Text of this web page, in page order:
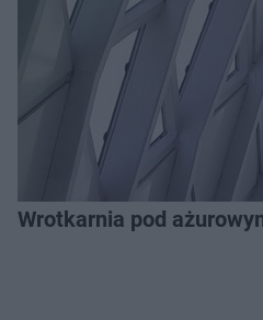
Wrotkarnia pod